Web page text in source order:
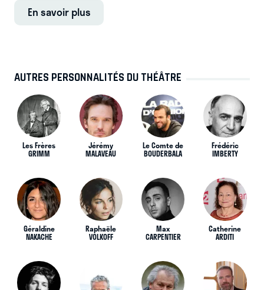
En savoir plus
AUTRES PERSONNALITÉS DU THÉÂTRE
Les Frères
GRIMM
Jérémy
MALAVEAU
Le Comte de
BOUDERBALA
Frédéric
IMBERTY
Géraldine
NAKACHE
Raphaële
VOLKOFF
Max
CARPENTIER
Catherine
ARDITI